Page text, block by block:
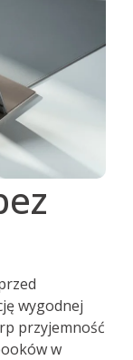
wygodnej
przyjemność
w